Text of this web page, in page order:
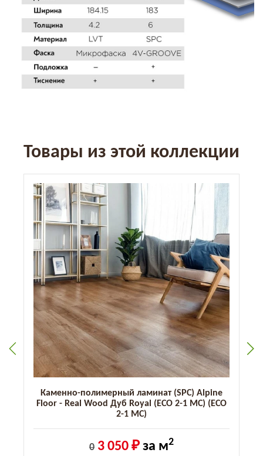
Товары из этой коллекции
Каменно-полимерный ламинат (SPC) Alpine
Floor - Real Wood Дуб Royal (ECO 2-1 MC) (ECO
2-1 MC)
0 3 050 ₽ за м2